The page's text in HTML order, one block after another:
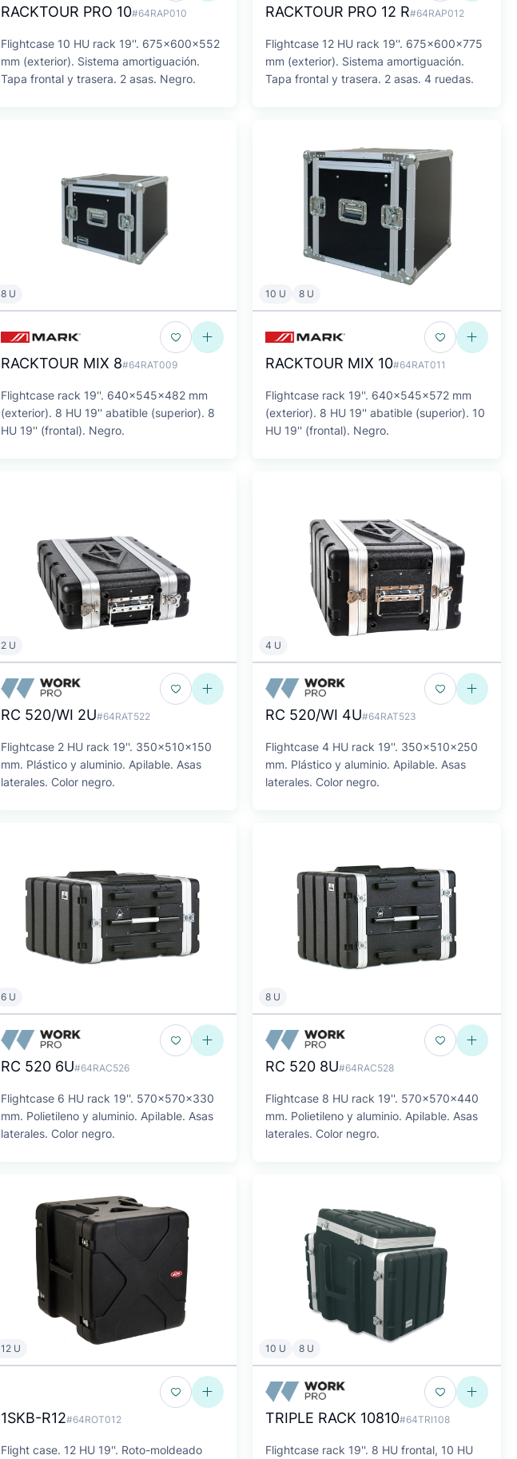
RACKTOUR PRO 10#64RAP010
Flightcase 10 HU rack 19''. 675x600x552
mm (exterior). Sistema amortiguación.
Tapa frontal y trasera. 2 asas. Negro.
RACKTOUR PRO 12 R#64RAP012
Flightcase 12 HU rack 19''. 675x600x775
mm (exterior). Sistema amortiguación.
Tapa frontal y trasera. 2 asas. 4 ruedas.
8 U
RACKTOUR MIX 8#64RAT009
Flightcase rack 19''. 640x545x482 mm
(exterior). 8 HU 19'' abatible (superior). 8
HU 19'' (frontal). Negro.
10 U 8 U
RACKTOUR MIX 10#64RAT011
Flightcase rack 19''. 640x545x572 mm
(exterior). 8 HU 19'' abatible (superior). 10
HU 19'' (frontal). Negro.
2 U
RC 520/WI 2U#64RAT522
Flightcase 2 HU rack 19''. 350x510x150
mm. Plástico y aluminio. Apilable. Asas
laterales. Color negro.
4 U
RC 520/WI 4U#64RAT523
Flightcase 4 HU rack 19''. 350x510x250
mm. Plástico y aluminio. Apilable. Asas
laterales. Color negro.
6 U
RC 520 6U#64RAC526
Flightcase 6 HU rack 19''. 570x570x330
mm. Polietileno y aluminio. Apilable. Asas
laterales. Color negro.
8 U
RC 520 8U#64RAC528
Flightcase 8 HU rack 19''. 570x570x440
mm. Polietileno y aluminio. Apilable. Asas
laterales. Color negro.
12 U
1SKB-R12#64ROT012
Flight case. 12 HU 19''. Roto-moldeado
10 U 8 U
TRIPLE RACK 10810#64TRI108
Flightcase rack 19''. 8 HU frontal, 10 HU